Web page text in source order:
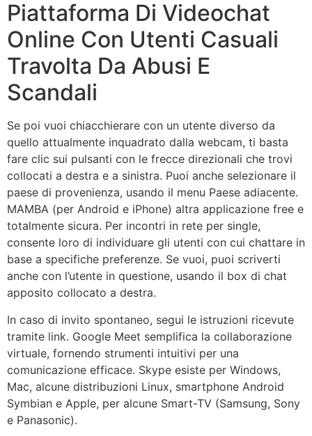
Piattaforma Di Videochat
Online Con Utenti Casuali
Travolta Da Abusi E
Scandali
Se poi vuoi chiacchierare con un utente diverso da
quello attualmente inquadrato dalla webcam, ti basta
fare clic sui pulsanti con le frecce direzionali che trovi
collocati a destra e a sinistra. Puoi anche selezionare il
paese di provenienza, usando il menu Paese adiacente.
MAMBA (per Android e iPhone) altra applicazione free e
totalmente sicura. Per incontri in rete per single,
consente loro di individuare gli utenti con cui chattare in
base a specifiche preferenze. Se vuoi, puoi scriverti
anche con l’utente in questione, usando il box di chat
apposito collocato a destra.
In caso di invito spontaneo, segui le istruzioni ricevute
tramite link. Google Meet semplifica la collaborazione
virtuale, fornendo strumenti intuitivi per una
comunicazione efficace. Skype esiste per Windows,
Mac, alcune distribuzioni Linux, smartphone Android
Symbian e Apple, per alcune Smart-TV (Samsung, Sony
e Panasonic).